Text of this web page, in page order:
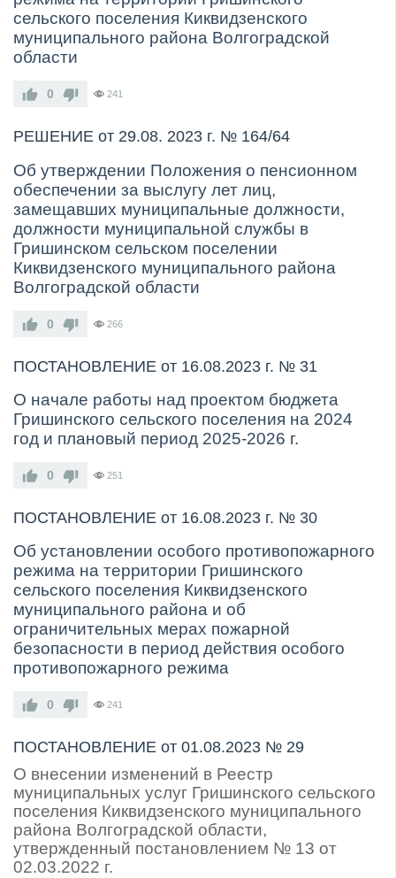
сельского поселения Киквидзенского
муниципального района Волгоградской
области
0 241
РЕШЕНИЕ от 29.08. 2023 г. № 164/64
Об утверждении Положения о пенсионном
обеспечении за выслугу лет лиц,
замещавших муниципальные должности,
должности муниципальной службы в
Гришинском сельском поселении
Киквидзенского муниципального района
Волгоградской области
0 266
ПОСТАНОВЛЕНИЕ от 16.08.2023 г. № 31
О начале работы над проектом бюджета
Гришинского сельского поселения на 2024
год и плановый период 2025-2026 г.
0 251
ПОСТАНОВЛЕНИЕ от 16.08.2023 г. № 30
Об установлении особого противопожарного
режима на территории Гришинского
сельского поселения Киквидзенского
муниципального района и об
ограничительных мерах пожарной
безопасности в период действия особого
противопожарного режима
0 241
ПОСТАНОВЛЕНИЕ от 01.08.2023 № 29
О внесении изменений в Реестр
муниципальных услуг Гришинского сельского
поселения Киквидзенского муниципального
района Волгоградской области,
утвержденный постановлением № 13 от
02.03.2022 г.